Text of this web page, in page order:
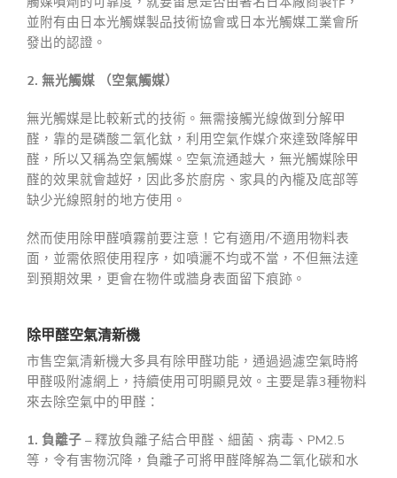
並附有由日本光觸媒製品技術協會或日本光觸媒工業會所
發出的認證。
2. 無光觸媒 （空氣觸媒）
無光觸媒是比較新式的技術。無需接觸光線做到分解甲
醛，靠的是磷酸二氧化鈦，利用空氣作媒介來達致降解甲
醛，所以又稱為空氣觸媒。空氣流通越大，無光觸媒除甲
醛的效果就會越好，因此多於廚房、家具的內櫳及底部等
缺少光線照射的地方使用。
然而使用除甲醛噴霧前要注意！它有適用/不適用物料表
面，並需依照使用程序，如噴灑不均或不當，不但無法達
到預期效果，更會在物件或牆身表面留下痕跡。
除甲醛空氣清新機
市售空氣清新機大多具有除甲醛功能，通過過濾空氣時將
甲醛吸附濾網上，持續使用可明顯見效。主要是靠3種物料
來去除空氣中的甲醛：
1. 負離子 – 釋放負離子結合甲醛、細菌、病毒、PM2.5
等，令有害物沉降，負離子可將甲醛降解為二氧化碳和水